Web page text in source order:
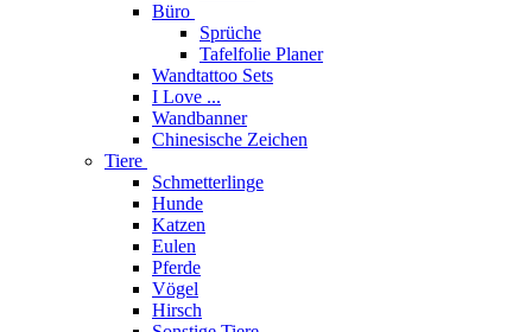
Büro
Sprüche
Tafelfolie Planer
Wandtattoo Sets
I Love ...
Wandbanner
Chinesische Zeichen
Tiere
Schmetterlinge
Hunde
Katzen
Eulen
Pferde
Vögel
Hirsch